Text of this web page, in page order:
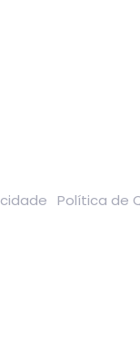
Política de